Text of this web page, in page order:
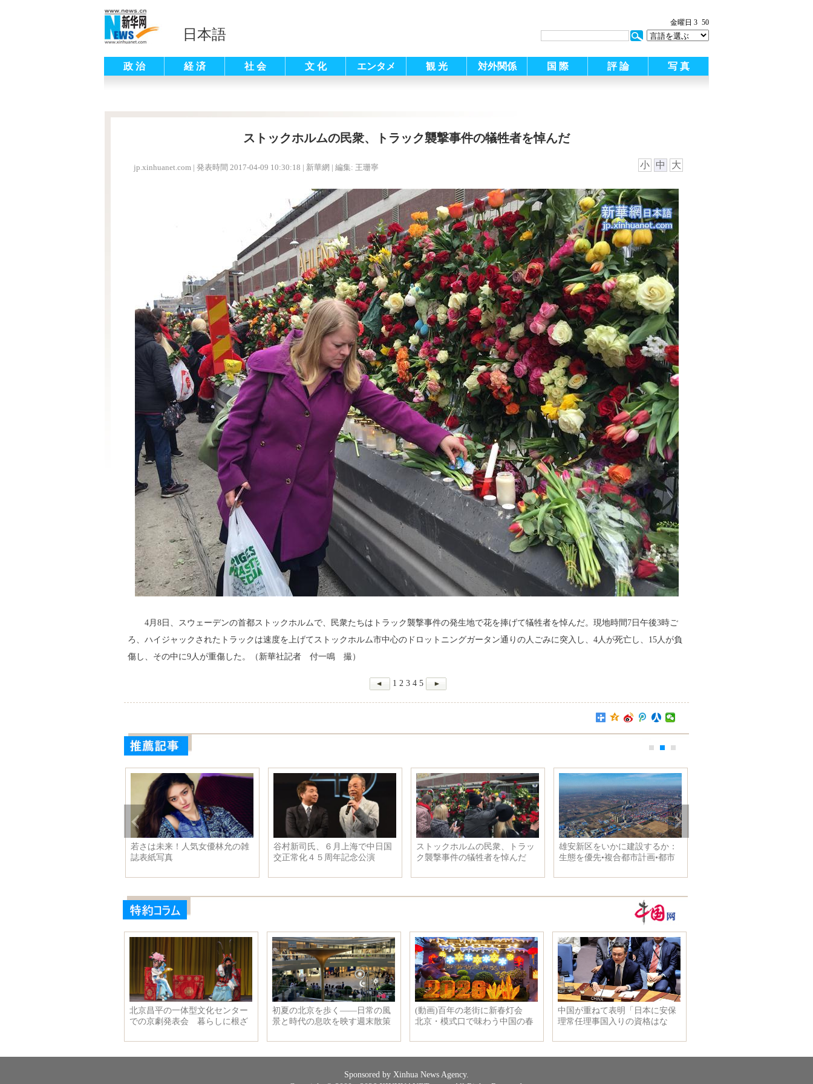
日本語
金曜日 3 50
政 治 経 済 社 会 文 化 エンタメ 観 光 対外関係 国 際 評 論 写 真
ストックホルムの民衆、トラック襲撃事件の犠牲者を悼んだ
jp.xinhuanet.com | 発表時間 2017-04-09 10:30:18 | 新華網 | 編集: 王珊寧 小 中 大
4月8日、スウェーデンの首都ストックホルムで、民衆たちはトラック襲撃事件の発生地で花を捧げて犠牲者を悼んだ。現地時間7日午後3時ご
ろ、ハイジャックされたトラックは速度を上げてストックホルム市中心のドロットニングガータン通りの人ごみに突入し、4人が死亡し、15人が負
傷し、その中に9人が重傷した。（新華社記者 付一鳴 撮）
1 2 3 4 5
雄安新区をいかに建設するか：
生態を優先•複合都市計画•都市
津、河北省協同発展専門家諮詢
研究院の李暁江元院長を取材
中国人の顔文字、裏には別の意
女優孫怡のスナップ写真、簡潔
で爽やか
静かな雰囲気で芸術感を展示、
佟麗娅はファッション写真を発
世界に何種類の樹木があるか知
ってる？
Sponsored by Xinhua News Agency.